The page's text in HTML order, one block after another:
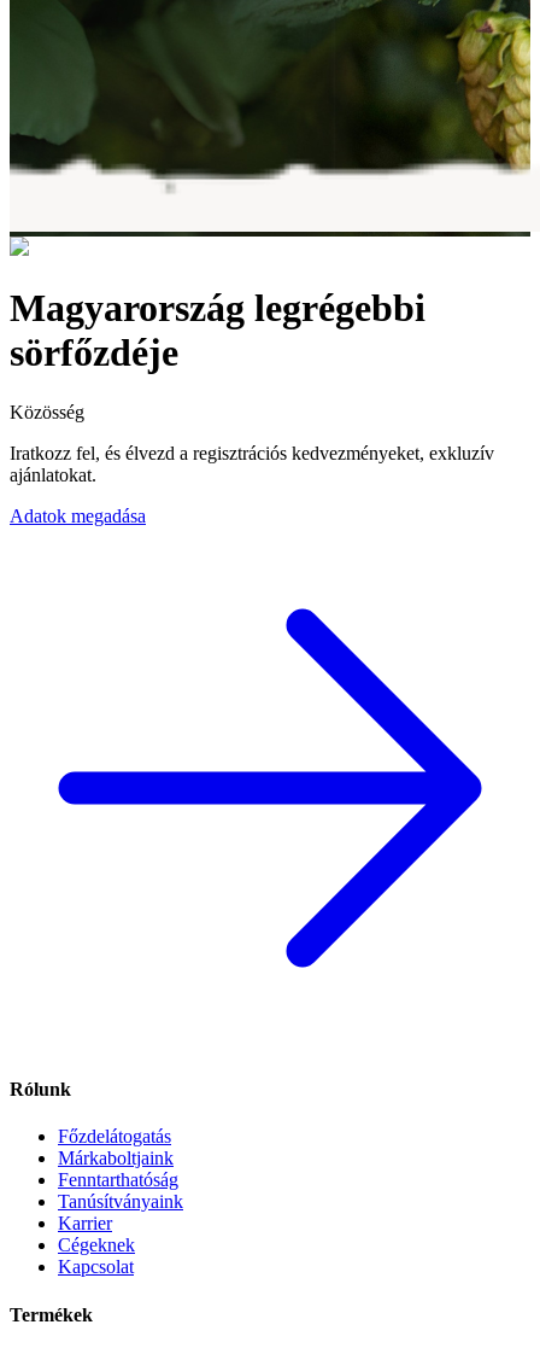
Magyarország legrégebbi
sörfőzdéje
Közösség
Iratkozz fel, és élvezd a regisztrációs kedvezményeket, exkluzív
ajánlatokat.
Adatok megadása
Rólunk
Főzdelátogatás
Márkaboltjaink
Fenntarthatóság
Tanúsítványaink
Karrier
Cégeknek
Kapcsolat
Termékek